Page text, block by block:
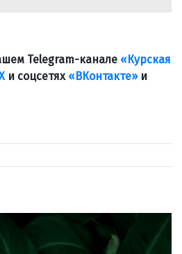
Telegram-канале «Курская
и соцсетях «ВКонтакте»и